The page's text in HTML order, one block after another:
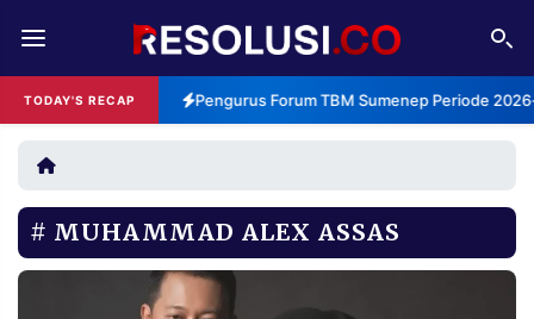
TODAY'S RECAP Pengurus Forum TBM Sumenep Periode
REDAKSI TENTANG
RESOLUSI IKLAN
RUBRIKASI
EDITORIAL AKSARA
MUHAMMAD ALEX ASSAS